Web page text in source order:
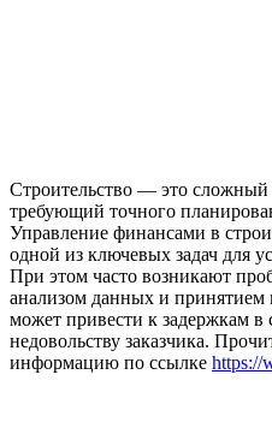
Строительство — это
требующий точного
Управление финансами в
одной из ключевых задач для
При этом часто возникают
анализом данных и
может привести к задержкам
недовольству заказчика.
информацию по ссылке https://